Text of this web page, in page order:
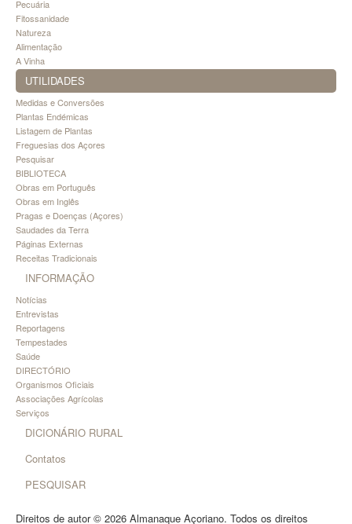
Pecuária
Fitossanidade
Natureza
Alimentação
A Vinha
UTILIDADES
Medidas e Conversões
Plantas Endémicas
Listagem de Plantas
Freguesias dos Açores
Pesquisar
BIBLIOTECA
Obras em Português
Obras em Inglês
Pragas e Doenças (Açores)
Saudades da Terra
Páginas Externas
Receitas Tradicionais
INFORMAÇÃO
Notícias
Entrevistas
Reportagens
Tempestades
Saúde
DIRECTÓRIO
Organismos Oficiais
Associações Agrícolas
Serviços
DICIONÁRIO RURAL
Contatos
PESQUISAR
Direitos de autor © 2026 Almanaque Açoriano. Todos os direitos